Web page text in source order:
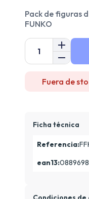
Pack de figuras
FUNKO
Fuera de
Ficha técnica
Referencia:
ean13: